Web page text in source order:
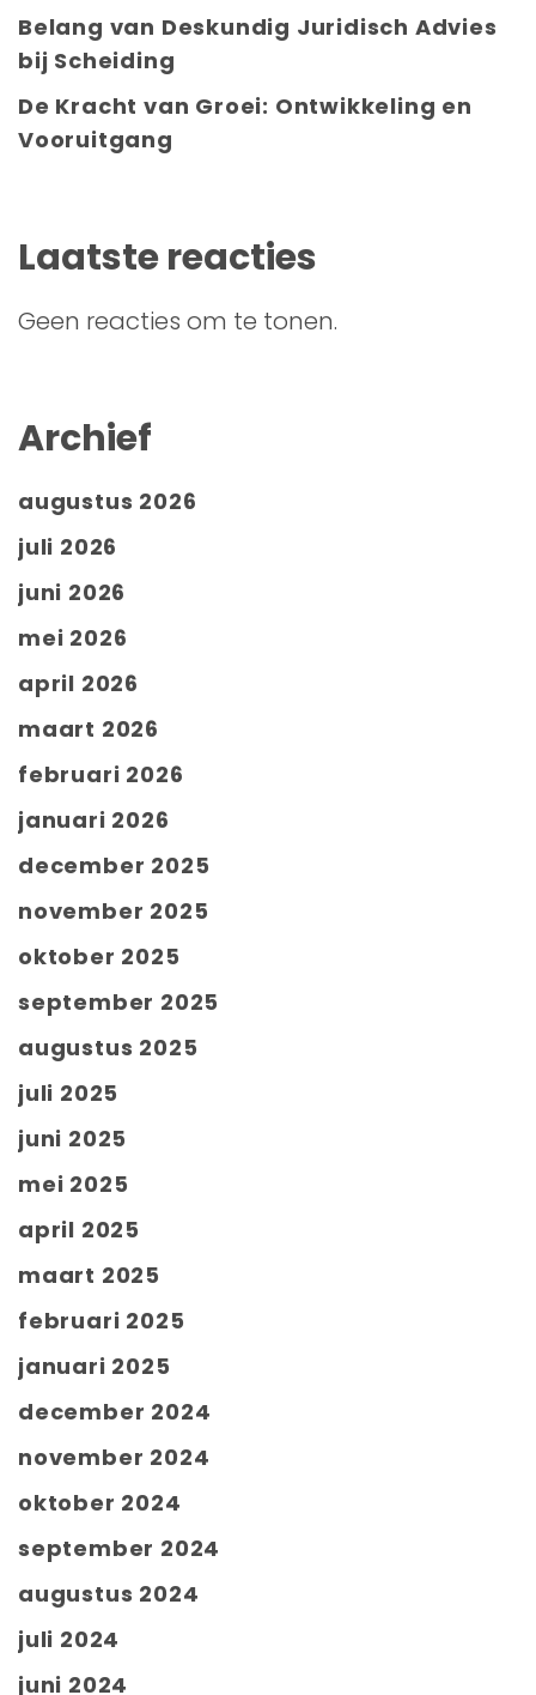
Belang van Deskundig Juridisch Advies
bij Scheiding
De Kracht van Groei: Ontwikkeling en
Vooruitgang
Laatste reacties
Geen reacties om te tonen.
Archief
augustus 2026
juli 2026
juni 2026
mei 2026
april 2026
maart 2026
februari 2026
januari 2026
december 2025
november 2025
oktober 2025
september 2025
augustus 2025
juli 2025
juni 2025
mei 2025
april 2025
maart 2025
februari 2025
januari 2025
december 2024
november 2024
oktober 2024
september 2024
augustus 2024
juli 2024
juni 2024